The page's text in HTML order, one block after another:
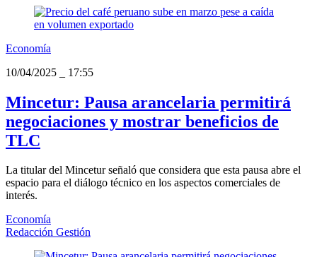
Economía
10/04/2025
17:55
Mincetur: Pausa arancelaria permitirá
negociaciones y mostrar beneficios de
TLC
La titular del Mincetur señaló que considera que esta pausa abre el
espacio para el diálogo técnico en los aspectos comerciales de
interés.
Economía
Redacción Gestión